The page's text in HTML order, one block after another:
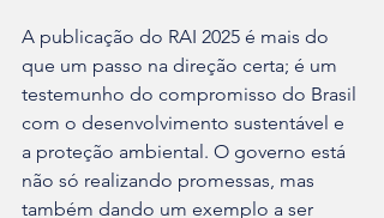
A publicação do RAI 2025 é mais do
que um passo na direção certa; é um
testemunho do compromisso do Brasil
com o desenvolvimento sustentável e
a proteção ambiental. O governo está
não só realizando promessas, mas
também dando um exemplo a ser